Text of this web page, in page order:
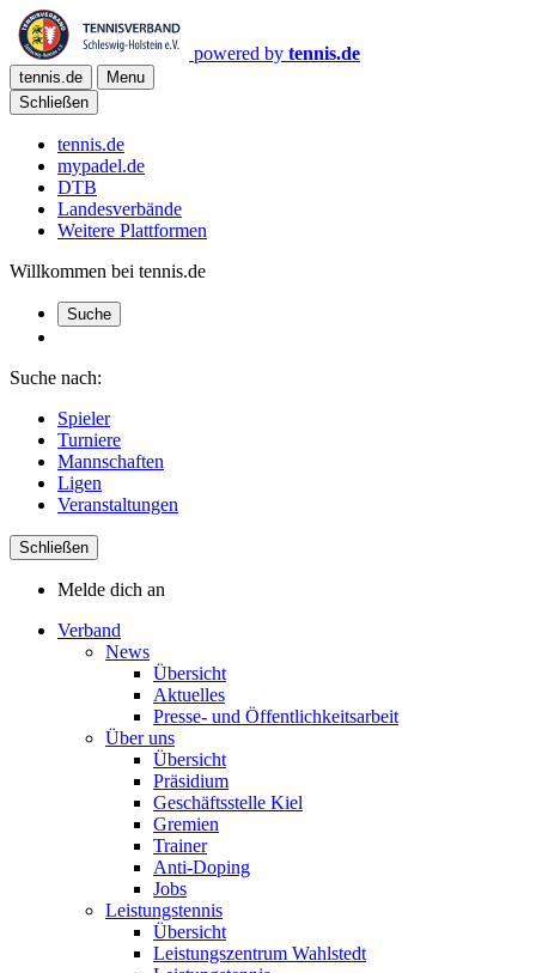
powered by tennis.de
tennis.de
Menu
Schließen
tennis.de
mypadel.de
DTB
Landesverbände
Weitere Plattformen
Willkommen bei tennis.de
Suche
Suche nach:
Spieler
Turniere
Mannschaften
Ligen
Veranstaltungen
Schließen
Melde dich an
Verband
News
Übersicht
Aktuelles
Presse- und Öffentlichkeitsarbeit
Über uns
Übersicht
Präsidium
Geschäftsstelle Kiel
Gremien
Trainer
Anti-Doping
Jobs
Leistungstennis
Übersicht
Leistungszentrum Wahlstedt